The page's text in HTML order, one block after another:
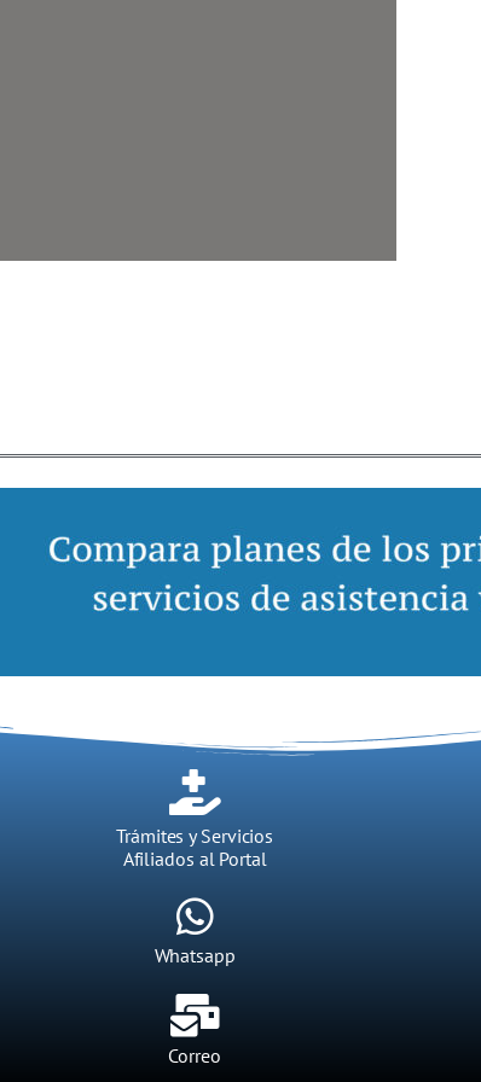
Trámites y Servicios
Afiliados al Portal
Whatsapp
Correo